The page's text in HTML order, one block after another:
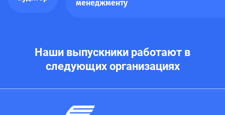
менеджменту
Наши выпускники работают в
следующих организациях